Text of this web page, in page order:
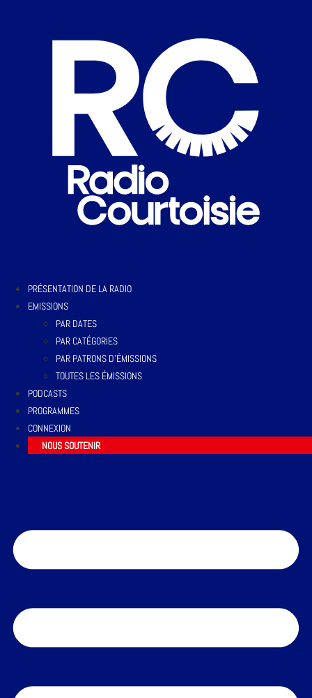
PRÉSENTATION DE LA RADIO
EMISSIONS
PAR DATES
PAR CATÉGORIES
PAR PATRONS D’ÉMISSIONS
TOUTES LES ÉMISSIONS
PODCASTS
PROGRAMMES
CONNEXION
NOUS SOUTENIR